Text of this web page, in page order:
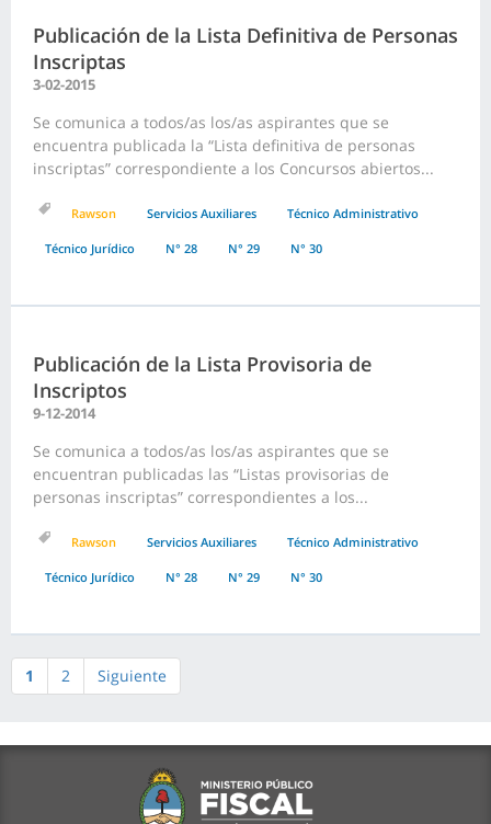
Publicación de la Lista Definitiva de Personas
Inscriptas
3-02-2015
Se comunica a todos/as los/as aspirantes que se
encuentra publicada la “Lista definitiva de personas
inscriptas” correspondiente a los Concursos abiertos...
Rawson Servicios Auxiliares Técnico Administrativo
Técnico Jurídico N° 28 N° 29 N° 30
Publicación de la Lista Provisoria de
Inscriptos
9-12-2014
Se comunica a todos/as los/as aspirantes que se
encuentran publicadas las “Listas provisorias de
personas inscriptas” correspondientes a los...
Rawson Servicios Auxiliares Técnico Administrativo
Técnico Jurídico N° 28 N° 29 N° 30
1 2 Siguiente